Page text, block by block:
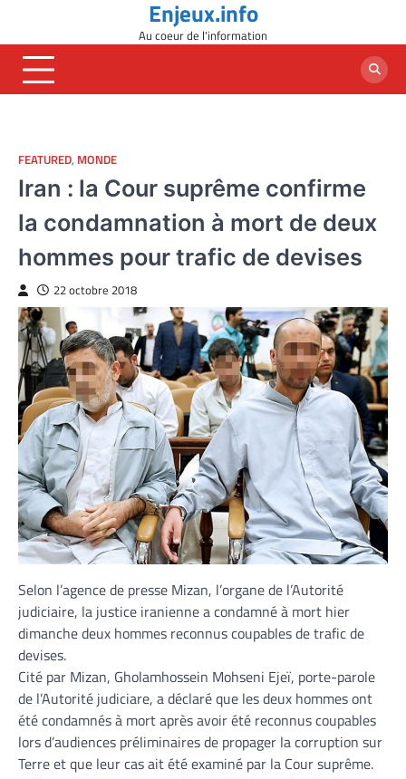
content
Enjeux.info
Au coeur de l'information
FEATURED, MONDE
Iran : la Cour suprême confirme
la condamnation à mort de deux
hommes pour trafic de devises
22 octobre 2018
Selon l’agence de presse Mizan, l’organe de l’Autorité
judiciaire, la justice iranienne a condamné à mort hier
dimanche deux hommes reconnus coupables de trafic de
devises.
Cité par Mizan, Gholamhossein Mohseni Ejeï, porte-parole
de l’Autorité judiciare, a déclaré que les deux hommes ont
été condamnés à mort après avoir été reconnus coupables
lors d’audiences préliminaires de propager la corruption sur
Terre et que leur cas ait été examiné par la Cour suprême.